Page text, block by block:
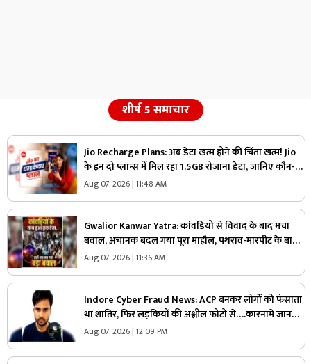
शीर्ष 5 समाचार
Jio Recharge Plans: अब डेटा खत्म होने की चिंता खत्म! Jio
के इन दो प्लान्स में मिल रहा 1.5GB रोजाना डेटा, जानिए कौन-सा
प्लान है आपके लिए सही
Aug 07, 2026 | 11:48 AM
Gwalior Kanwar Yatra: कांवड़ियों से विवाद के बाद मचा
बवाल, अचानक बदल गया पूरा माहौल, पथराव-मारपीट के बाद
पूरे इलाके में माहौल तनावपूर्ण
Aug 07, 2026 | 11:36 AM
Indore Cyber Fraud News: ACP बनकर लोगों को फंसाता
था शातिर, फिर लड़कियों की अश्लील फोटो से….कारनामे जानकर
पुलिस भी रह गई दंग
Aug 07, 2026 | 12:09 PM